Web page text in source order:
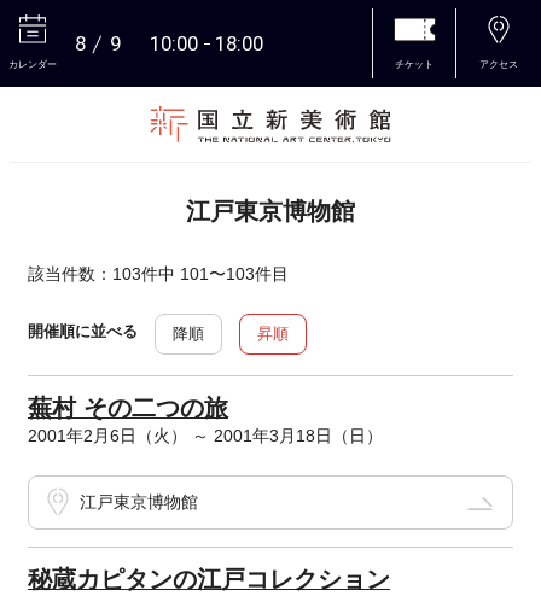
カレンダー
8 9 10:00 18:00
チケット アクセス
江戸東京博物館
該当件数：103件中 101〜103件目
開催順に並べる 降順 昇順
蕪村 その二つの旅
2001年2月6日（火） ～ 2001年3月18日（日）
江戸東京博物館
秘蔵カピタンの江戸コレクション